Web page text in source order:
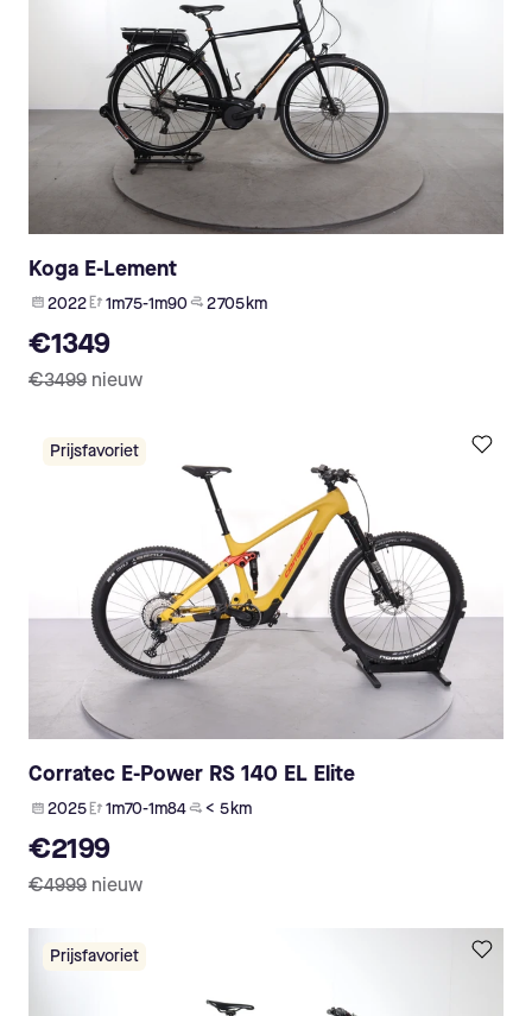
Koga E-Lement
2022 1m75-1m90 2 705 km
€1349
€3499 nieuw
Prijsfavoriet
Corratec E-Power RS 140 EL Elite
2025 1m70-1m84 < 5 km
€2199
€4999 nieuw
Prijsfavoriet